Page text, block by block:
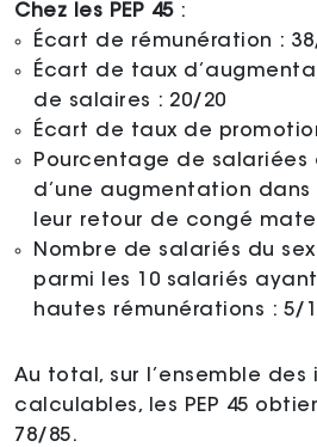
Chez les PEP 45 :
Écart de rémunération :
Écart de taux
de salaires : 20/20
Écart de taux de
Pourcentage de
d’une augmentation dans
leur retour de congé
Nombre de salariés du
parmi les 10 salariés
hautes rémunérations : 5/
Au total, sur l’ensemble des
calculables, les PEP 45
78/85.